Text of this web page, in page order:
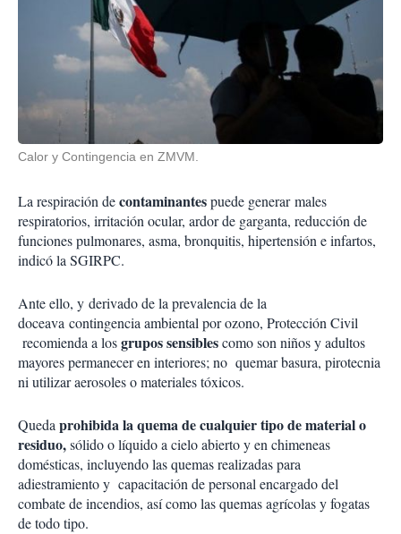
Calor y Contingencia en ZMVM.
La respiración decontaminantespuede generar males
respiratorios, irritación ocular, ardor de garganta, reducción de
funciones pulmonares, asma, bronquitis, hipertensión e infartos,
indicó la SGIRPC.
Ante ello, y derivado de la prevalencia de la
doceava contingencia ambiental por ozono, Protección Civil
recomienda a losgrupos sensiblescomo son niños y adultos
mayores permanecer en interiores; no quemar basura, pirotecnia
ni utilizar aerosoles o materiales tóxicos.
Quedaprohibida la quema de cualquier tipo de material o
residuo,sólido o líquido a cielo abierto y en chimeneas
domésticas, incluyendo las quemas realizadas para
adiestramiento y capacitación de personal encargado del
combate de incendios, así como las quemas agrícolas y fogatas
de todo tipo.